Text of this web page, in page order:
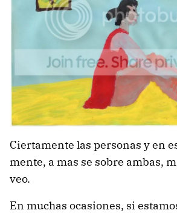
Ciertamente las personas y en
mente, a mas se sobre ambas,
veo.
En muchas ocasiones, si